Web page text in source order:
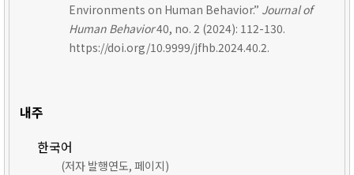
Environments on Human Behavior.” Journal of
Human Behavior40, no. 2 (2024): 112-130.
https://doi.org/10.9999/jfhb.2024.40.2.
내주
한국어
(저자 발행연도, 페이지)